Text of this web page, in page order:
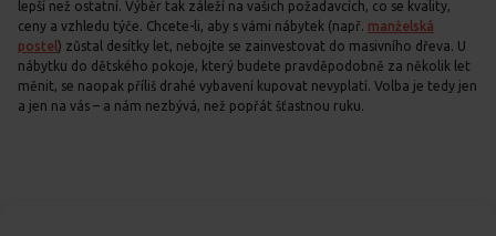
lepší než ostatní. Výběr tak záleží na vašich požadavcích, co se kvality,
ceny a vzhledu týče. Chcete-li, aby s vámi nábytek (např. manželská
postel ) zůstal desítky let, nebojte se zainvestovat do masivního dřeva. U
nábytku do dětského pokoje, který budete pravděpodobně za několik let
měnit, se naopak příliš drahé vybavení kupovat nevyplatí. Volba je tedy jen
a jen na vás – a nám nezbývá, než popřát šťastnou ruku.